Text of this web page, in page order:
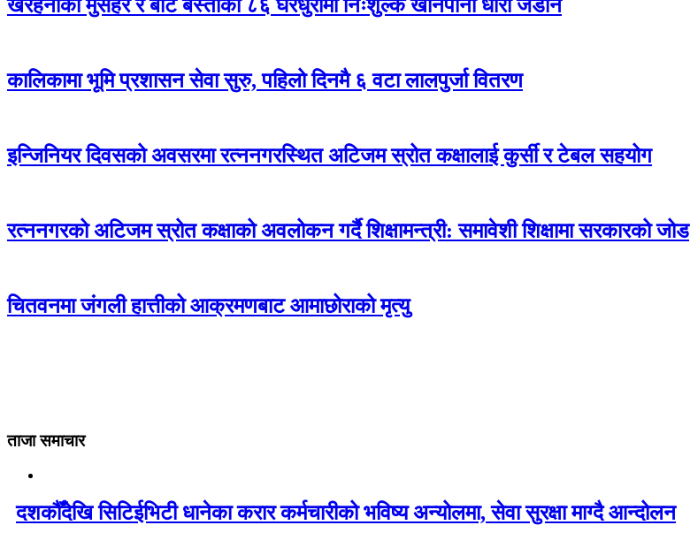
खैरहनीका मुसहर र बोटे बस्तीका ८६ घरधुरीमा निःशुल्क खानेपानी धारा जडान
कालिकामा भूमि प्रशासन सेवा सुरु, पहिलो दिनमै ६ वटा लालपुर्जा वितरण
इन्जिनियर दिवसको अवसरमा रत्ननगरस्थित अटिजम स्रोत कक्षालाई कुर्सी र टेबल सहयोग
रत्ननगरको अटिजम स्रोत कक्षाको अवलोकन गर्दै शिक्षामन्त्री: समावेशी शिक्षामा सरकारको जोड
चितवनमा जंगली हात्तीको आक्रमणबाट आमाछोराको मृत्यु
ताजा समाचार
दशकौँदेखि सिटिईभिटी धानेका करार कर्मचारीको भविष्य अन्योलमा, सेवा सुरक्षा माग्दै आन्दोलन